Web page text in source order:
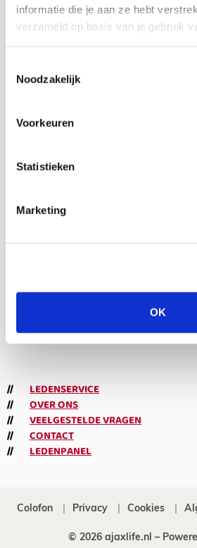
informatie die je aan ze hebt
verzameld op basis van je gebruik
Noodzakelijk
Voorkeuren
Statistieken
Marketing
OK
Volg ons ook op social
187K
volgers
Volgen
7,5K
volgers
LEDENSERVICE
OVER ONS
VEELGESTELDE VRAGEN
CONTACT
LEDENPANEL
Colofon Privacy Cookies
© 2026 ajaxlife.nl –